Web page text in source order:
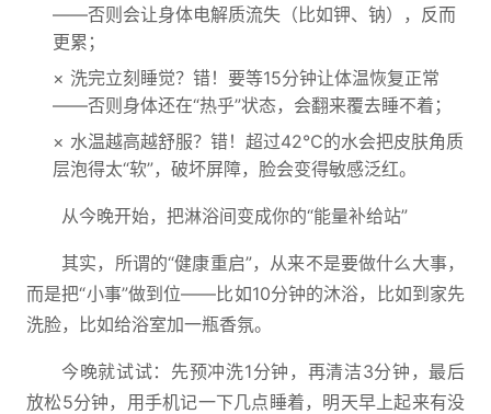
——否则会让身体电解质流失（比如钾、钠），反而
更累；
× 洗完立刻睡觉？错！要等15分钟让体温恢复正常
——否则身体还在“热乎”状态，会翻来覆去睡不着；
× 水温越高越舒服？错！超过42℃的水会把皮肤角质
层泡得太“软”，破坏屏障，脸会变得敏感泛红。
从今晚开始，把淋浴间变成你的“能量补给站”
其实，所谓的“健康重启”，从来不是要做什么大事，
而是把“小事”做到位——比如10分钟的沐浴，比如到家先
洗脸，比如给浴室加一瓶香氛。
今晚就试试：先预冲洗1分钟，再清洁3分钟，最后
放松5分钟，用手机记一下几点睡着，明天早上起来有没